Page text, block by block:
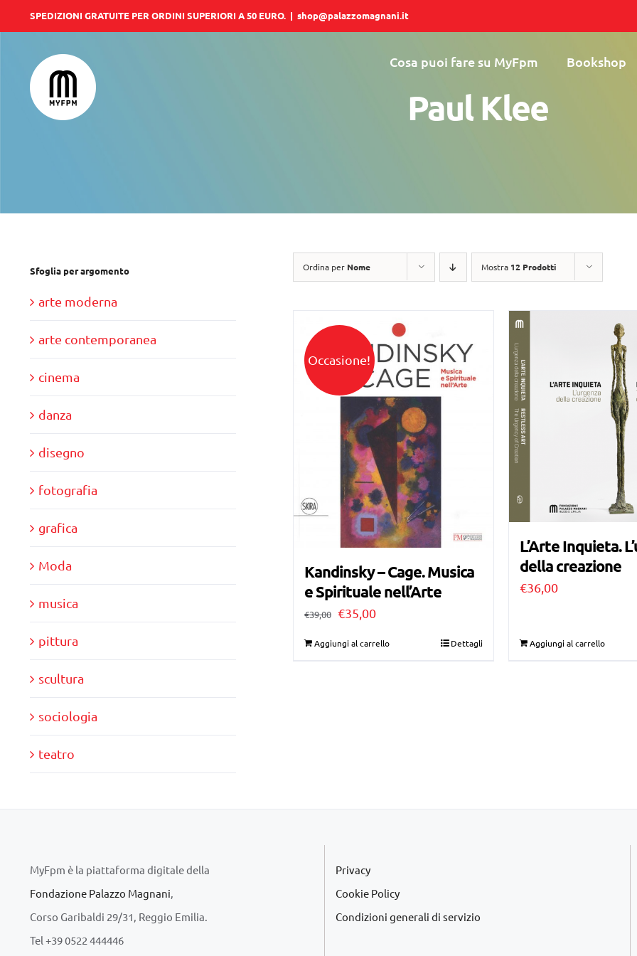
al
contenuto
SPEDIZIONI GRATUITE PER ORDINI SUPERIORI A 50 EURO. | shop@palazzomagnani.it
Cosa puoi fare su MyFpm Bookshop
Paul Klee
Ordina per Nome Mostra 12 Prodotti
Occasione!
Kandinsky – Cage. Musica
e Spirituale nell’Arte
€39,00 Il
€35,00Il
Aggiungi al carrello Dettagli
L’Arte Inquieta.
della creazione
€36,00
Aggiungi al carrello
Sfoglia per argomento
arte moderna
arte contemporanea
cinema
danza
disegno
fotografia
grafica
Moda
musica
pittura
scultura
sociologia
teatro
MyFpm è la piattaforma digitale della
Fondazione Palazzo Magnani
Corso Garibaldi 29/31, Reggio Emilia.
Tel +39 0522 444446
Privacy
Cookie Policy
Condizioni generali di servizio